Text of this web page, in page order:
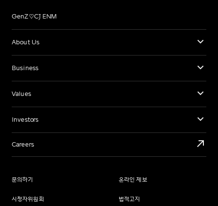
GenZ♡CJ ENM
About Us
Business
Values
Investors
Careers
문의하기 온라인 제보
시청자위원회 법적고지